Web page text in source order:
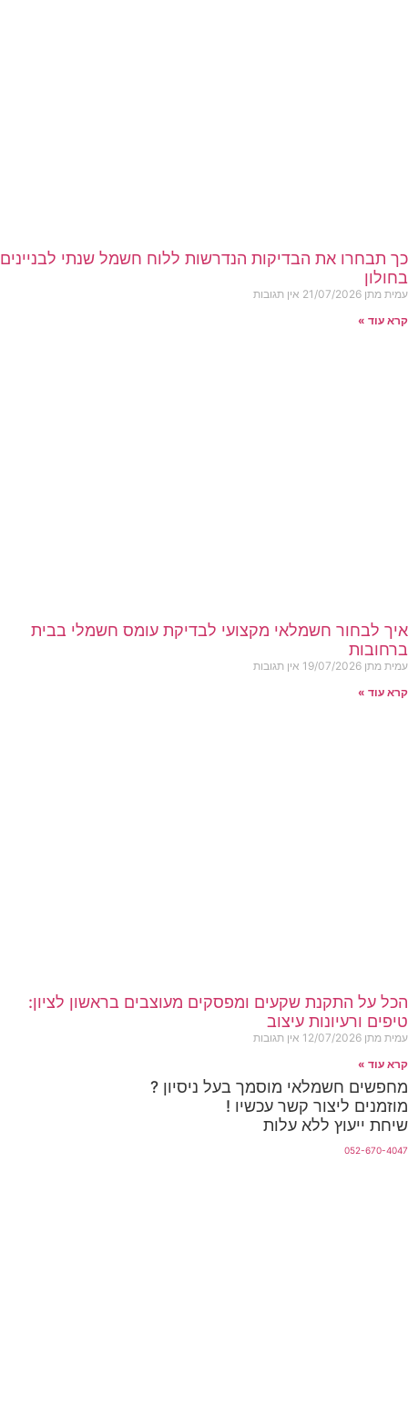
כך תבחרו את הבדיקות הנדרשות ללוח חשמל שנתי לבניינים
בחולון
עמית מתן 21/07/2026 אין תגובות
קרא עוד »
איך לבחור חשמלאי מקצועי לבדיקת עומס חשמלי בבית
ברחובות
עמית מתן 19/07/2026 אין תגובות
קרא עוד »
הכל על התקנת שקעים ומפסקים מעוצבים בראשון לציון:
טיפים ורעיונות עיצוב
עמית מתן 12/07/2026 אין תגובות
קרא עוד »
מחפשים חשמלאי מוסמך בעל ניסיון ?
מוזמנים ליצור קשר עכשיו !
שיחת ייעוץ ללא עלות
052-670-4047